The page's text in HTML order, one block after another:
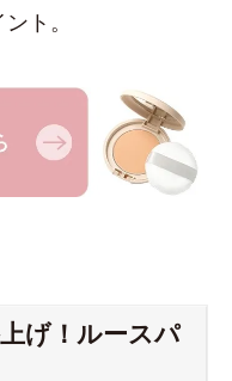
ト。
げ！ルースパ